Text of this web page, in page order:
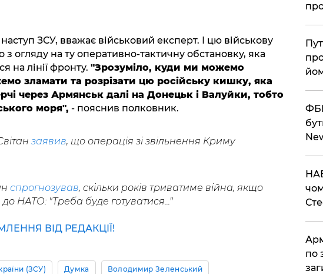
ЗСУ, вважає військовий експерт. І цю військову
огляду на ту оперативно-тактичну обстановку, яка
на лінії фронту. "Зрозуміло, куди ми можемо
зламати та розрізати цю російську кишку, яка
через Армянськ далі на Донецьк і Валуйки, тобто
моря", - пояснив полковник.
заявив, що операція зі звільнення Криму
спрогнозував, скільки років триватиме війна, якщо
до НАТО: "Треба буде готуватися..."
ВІД РЕДАКЦІЇ!
(ЗСУ) Думка Володимир Зеленський
по